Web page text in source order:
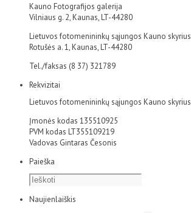
Kauno Fotografijos galerija
Vilniaus g. 2, Kaunas, LT-44280
Lietuvos fotomenininkų sąjungos Kauno skyrius
Rotušės a. 1, Kaunas, LT-44280
Tel./faksas (8 37) 321789
Rekvizitai
Lietuvos fotomenininkų sąjungos Kauno skyrius
Įmonės kodas 135510925
PVM kodas LT355109219
Vadovas Gintaras Česonis
Paieška
Naujienlaiškis